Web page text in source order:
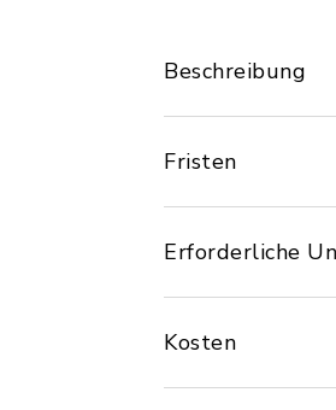
Beschreibung
Fristen
Erforderliche
Kosten